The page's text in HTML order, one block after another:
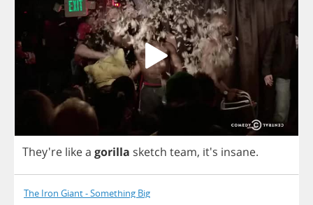
They're likea gorilla sketch team, it's insane.
The Iron Giant - Something Big